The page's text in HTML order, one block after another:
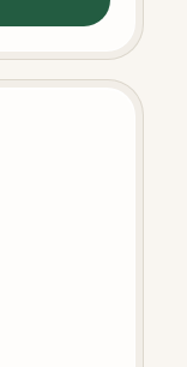
KEBAB